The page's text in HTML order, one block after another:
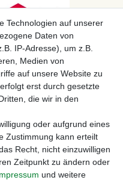
Technologien auf unserer
Daten von
IP-Adresse), um z.B.
Medien von
auf unsere Website zu
erst durch gesetzte
die wir in den
oder aufgrund eines
Zustimmung kann erteilt
Recht, nicht einzuwilligen
Zeitpunkt zu ändern oder
und weitere